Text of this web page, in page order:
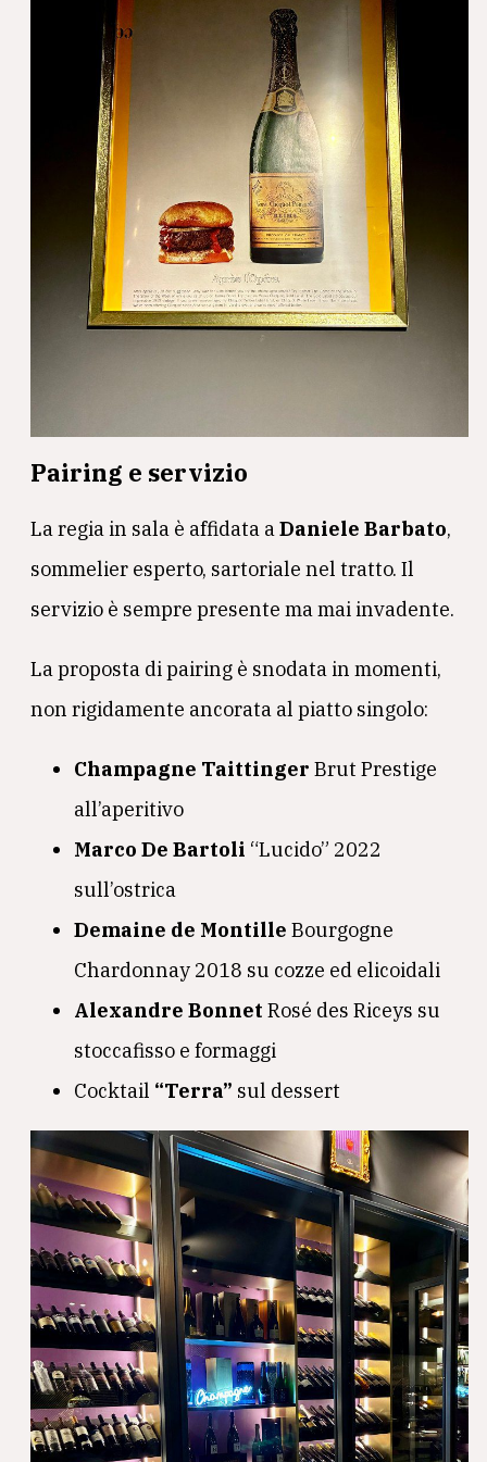
Pairing e servizio
La regia in sala è affidata aDaniele Barbato,
sommelier esperto, sartoriale nel tratto. Il
servizio è sempre presente ma mai invadente.
La proposta di pairing è snodata in momenti,
non rigidamente ancorata al piatto singolo:
Champagne Taittinger Brut Prestige
all’aperitivo
Marco De Bartoli “Lucido” 2022
sull’ostrica
Demaine de Montille Bourgogne
Chardonnay 2018 su cozze ed elicoidali
Alexandre Bonnet Rosé des Riceys su
stoccafisso e formaggi
Cocktail “Terra” sul dessert